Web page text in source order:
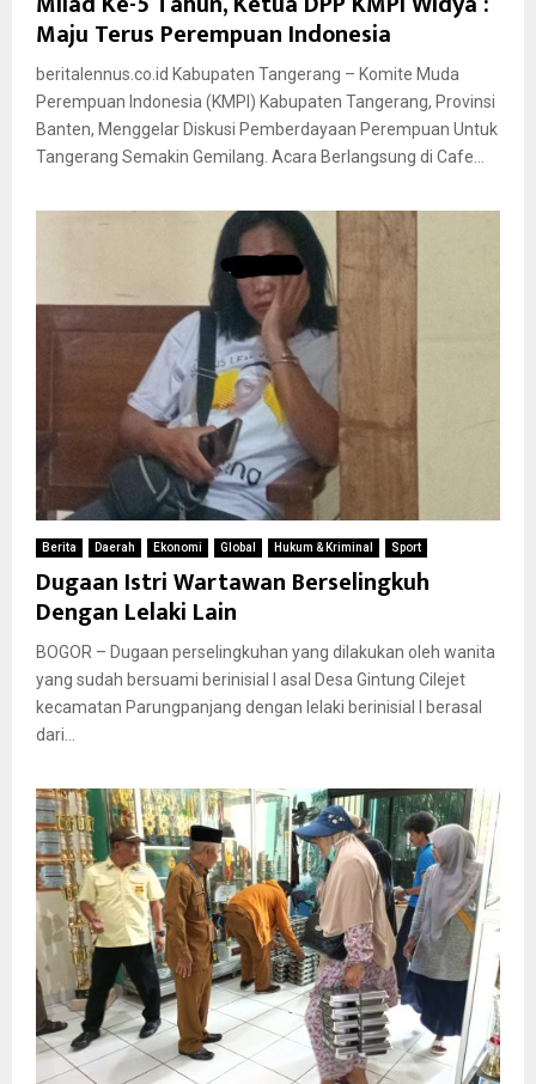
Maju Terus Perempuan Indonesia
beritalennus.co.id Kabupaten Tangerang – Komite Muda
Perempuan Indonesia (KMPI) Kabupaten Tangerang, Provinsi
Banten, Menggelar Diskusi Pemberdayaan Perempuan Untuk
Tangerang Semakin Gemilang. Acara Berlangsung di Cafe...
Berita Daerah Ekonomi Global Hukum & Kriminal Sport
Dugaan Istri Wartawan Berselingkuh
Dengan Lelaki Lain
BOGOR – Dugaan perselingkuhan yang dilakukan oleh wanita
yang sudah bersuami berinisial I asal Desa Gintung Cilejet
kecamatan Parungpanjang dengan lelaki berinisial I berasal
dari...